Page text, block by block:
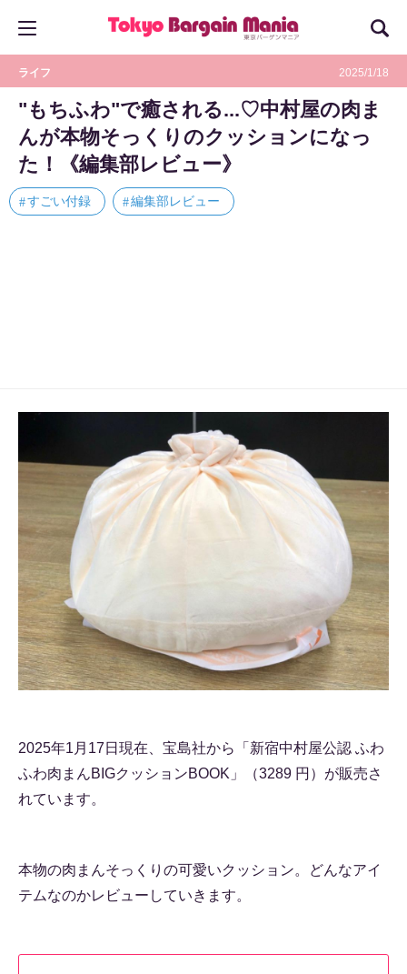
ライフ 2025/1/18
"もちふわ"で癒される...♡中村屋の肉ま
んが本物そっくりのクッションになっ
た！《編集部レビュー》
すごい付録 編集部レビュー
2025年1月17日現在、宝島社から「新宿中村屋公認 ふわ
ふわ肉まんBIGクッションBOOK」（3289 円）が販売さ
れています。
本物の肉まんそっくりの可愛いクッション。どんなアイ
テムなのかレビューしていきます。